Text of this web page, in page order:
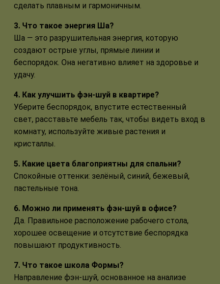
сделать плавным и гармоничным.
3. Что такое энергия Ша?
Ша — это разрушительная энергия, которую
создают острые углы, прямые линии и
беспорядок. Она негативно влияет на здоровье и
удачу.
4. Как улучшить фэн-шуй в квартире?
Уберите беспорядок, впустите естественный
свет, расставьте мебель так, чтобы видеть вход в
комнату, используйте живые растения и
кристаллы.
5. Какие цвета благоприятны для спальни?
Спокойные оттенки: зелёный, синий, бежевый,
пастельные тона.
6. Можно ли применять фэн-шуй в офисе?
Да. Правильное расположение рабочего стола,
хорошее освещение и отсутствие беспорядка
повышают продуктивность.
7. Что такое школа Формы?
Направление фэн-шуй, основанное на анализе